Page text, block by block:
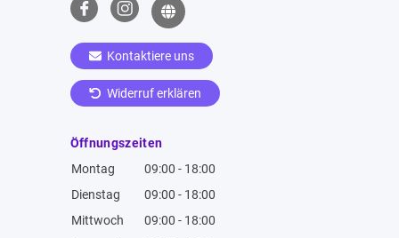
Kontaktiere uns
Widerruf erklären
Öffnungszeiten
Montag
09:00 - 18:00
Dienstag
09:00 - 18:00
Mittwoch
09:00 - 18:00